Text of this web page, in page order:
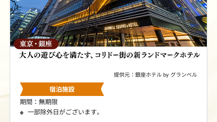
提供元：銀座ホテル by グランベル
宿泊施設
期間：無期限
一部除外日がございます。